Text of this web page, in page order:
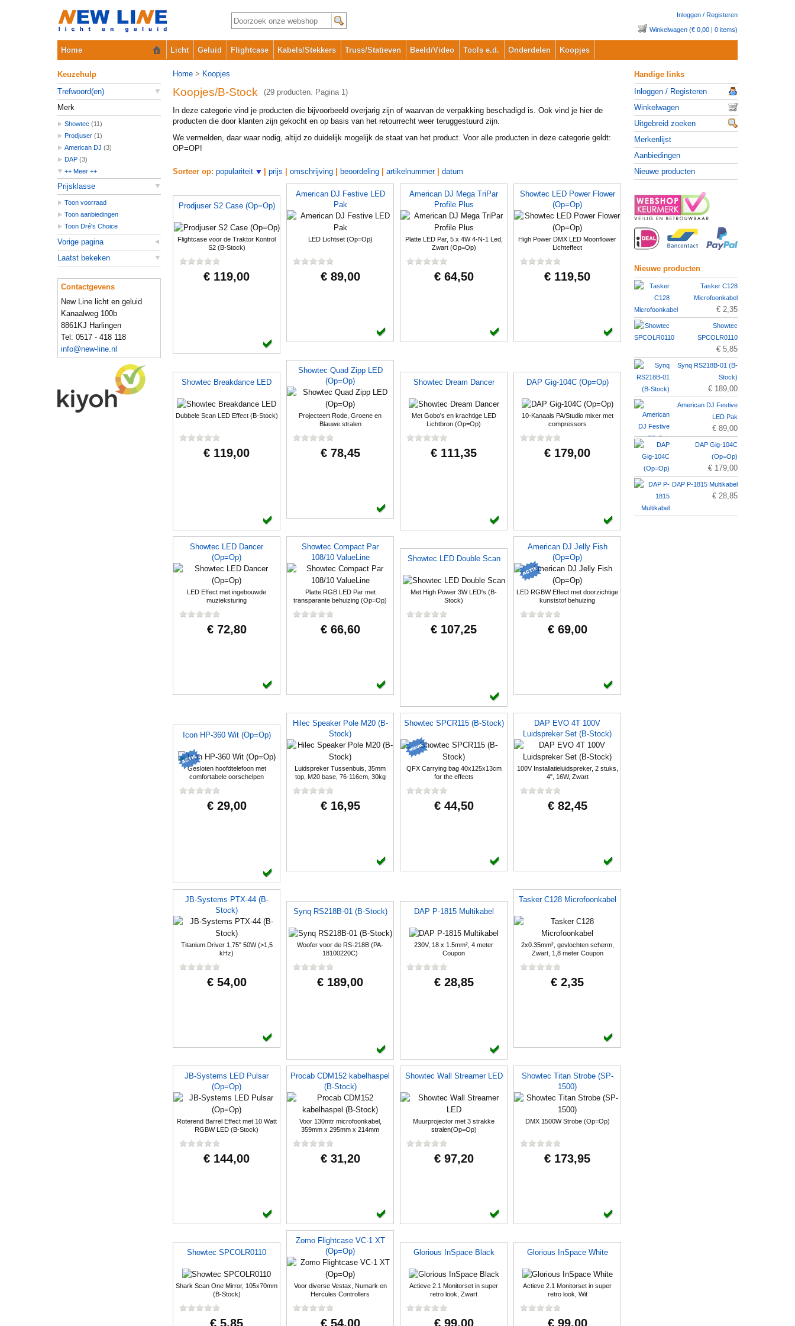
Inloggen / Registeren
Winkelwagen (€ 0,00 | 0 items)
Home Licht Geluid Flightcase Kabels/Stekkers Truss/Statieven Beeld/Video Tools e.d. Onderdelen Koopjes
Home > Koopjes
Koopjes/B-Stock (29 producten. Pagina 1)
In deze categorie vind je producten die bijvoorbeeld overjarig zijn of waarvan de verpakking beschadigd is. Ook vind je hier de
producten die door klanten zijn gekocht en op basis van het retourrecht weer teruggestuurd zijn.
We vermelden, daar waar nodig, altijd zo duidelijk mogelijk de staat van het product. Voor alle producten in deze categorie geldt:
OP=OP!
Sorteer op: populariteit prijs omschrijving beoordeling artikelnummer| datum
Prodjuser S2 Case (Op=Op)
Flightcase voor de Traktor Kontrol
S2 (B-Stock)
€ 119,00
American DJ Festive LED
Pak
LED Lichtset (Op=Op)
€ 89,00
American DJ Mega TriPar
Profile Plus
Platte LED Par, 5 x 4W 4-N-1 Led,
Zwart (Op=Op)
€ 64,50
Showtec LED Power Flower
(Op=Op)
High Power DMX LED Moonflower
Lichteffect
€ 119,50
Showtec Breakdance LED
Dubbele Scan LED Effect (B-Stock)
€ 119,00
Showtec Quad Zipp LED
(Op=Op)
Projecteert Rode, Groene en
Blauwe stralen
€ 78,45
Showtec Dream Dancer
Met Gobo's en krachtige LED
Lichtbron (Op=Op)
€ 111,35
DAP Gig-104C (Op=Op)
10-Kanaals PA/Studio mixer met
compressors
€ 179,00
Showtec LED Dancer
(Op=Op)
LED Effect met ingebouwde
muzieksturing
€ 72,80
Showtec Compact Par
108/10 ValueLine
Platte RGB LED Par met
transparante behuizing (Op=Op)
€ 66,60
Showtec LED Double Scan
Met High Power 3W LED's (B-
Stock)
€ 107,25
American DJ Jelly Fish
(Op=Op)
LED RGBW Effect met doorzichtige
kunststof behuizing
€ 69,00
Icon HP-360 Wit (Op=Op)
Gesloten hoofdtelefoon met
comfortabele oorschelpen
€ 29,00
Hilec Speaker Pole M20 (B-
Stock)
Luidspreker Tussenbuis, 35mm
top, M20 base, 76-116cm, 30kg
€ 16,95
Showtec SPCR115 (B-Stock)
QFX Carrying bag 40x125x13cm
for the effects
€ 44,50
DAP EVO 4T 100V
Luidspreker Set (B-Stock)
100V Installatieluidspreker, 2 stuks,
4", 16W, Zwart
€ 82,45
JB-Systems PTX-44 (B-
Stock)
Titanium Driver 1,75" 50W (>1,5
kHz)
€ 54,00
Synq RS218B-01 (B-Stock)
Woofer voor de RS-218B (PA-
18100220C)
€ 189,00
DAP P-1815 Multikabel
230V, 18 x 1.5mm², 4 meter
Coupon
€ 28,85
Tasker C128 Microfoonkabel
2x0.35mm², gevlochten scherm,
Zwart, 1,8 meter Coupon
€ 2,35
JB-Systems LED Pulsar
(Op=Op)
Roterend Barrel Effect met 10 Watt
RGBW LED (B-Stock)
€ 144,00
Procab CDM152 kabelhaspel
(B-Stock)
Voor 130mtr microfoonkabel,
359mm x 295mm x 214mm
€ 31,20
Showtec Wall Streamer LED
Muurprojector met 3 strakke
stralen(Op=Op)
€ 97,20
Showtec Titan Strobe (SP-
1500)
DMX 1500W Strobe (Op=Op)
€ 173,95
Showtec SPCOLR0110
Shark Scan One Mirror, 105x70mm
(B-Stock)
€ 5,85
Zomo Flightcase VC-1 XT
(Op=Op)
Voor diverse Vestax, Numark en
Hercules Controllers
€ 54,00
Glorious InSpace Black
Actieve 2.1 Monitorset in super
retro look, Zwart
€ 99,00
Glorious InSpace White
Actieve 2.1 Monitorset in super
retro look, Wit
€ 99,00
Keuzehulp
Trefwoord(en)
Merk
Showtec (11)
Prodjuser (1)
American DJ (3)
DAP (3)
++ Meer ++
Icon (1)
Hilec(1)
Glorious(2)
JB Systems(2)
Procab(1)
Reloop DJ(1)
SynQ (1)
Tasker(1)
Zomo(1)
Prijsklasse
Toon voorraad
Toon aanbiedingen
Toon Dré's Choice
Vorige pagina
Laatst bekeken
Contactgevens
New Line licht en geluid
Kanaalweg 100b
8861KJ Harlingen
Tel: 0517 - 418 118
info@new-line.nl
Handige links
Inloggen / Registeren
Winkelwagen
Uitgebreid zoeken
Merkenlijst
Aanbiedingen
Nieuwe producten
Nieuwe producten
Tasker C128
Microfoonkabel
€ 2,35
Showtec
SPCOLR0110
€ 5,85
Synq RS218B-01 (B-
Stock)
€ 189,00
American DJ Festive
LED Pak
€ 89,00
DAP Gig-104C
(Op=Op)
€ 179,00
DAP P-1815 Multikabel
€ 28,85